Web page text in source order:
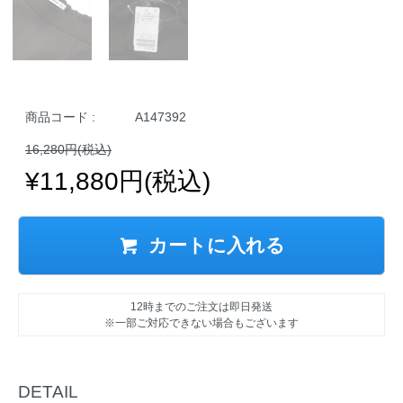
商品コード : A147392
16,280円(税込)
¥11,880円(税込)
カートに入れる
12時までのご注文は即日発送
※一部ご対応できない場合もございます
DETAIL